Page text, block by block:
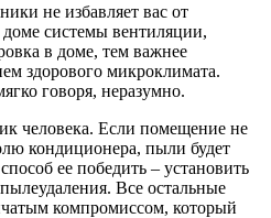
не избавляет вас от
системы вентиляции,
в доме, тем важнее
здорового микроклимата.
говоря, неразумно.
человека. Если помещение не
кондиционера, пыли будет
ее победить – установить
Все остальные
компромиссом, который